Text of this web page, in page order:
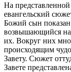
На
евангельский
Божий сын
возвышающийся
их. Вокруг них
происходящим
Завету. Сюжет
Завете